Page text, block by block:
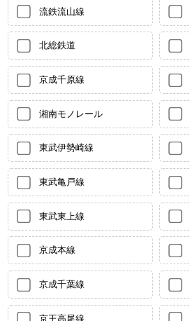
流鉄流山線
北総鉄道
京成千原線
湘南モノレール
東武伊勢崎線
東武亀戸線
東武東上線
京成本線
京成千葉線
京王高尾線